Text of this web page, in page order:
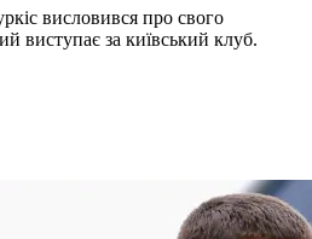
висловився про свого
виступає за київський клуб.